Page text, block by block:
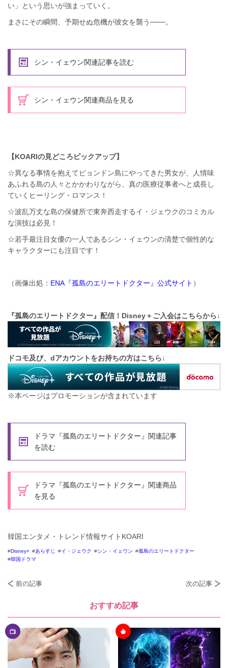
い」という思いが強まっていく。
まさにその瞬間、予期せぬ危機が彼女を襲う───。
シン・イェウン関連記事を読む
シン・イェウン関連商品を見る
【KOARIの見どころピックアップ】
☆異なる事情を抱えてピョンドン島にやってきた男女が、人情味
あふれる島の人々とかかわりながら、真の医療従事者へと成長し
ていくヒーリング・ロマンス！
☆波乱万丈な島の保健所で東奔西走するイ・ジェウクのコミカル
な演技は必見！
☆若手最注目女優の一人であるシン・イェウンの清楚で個性的な
キャラクターにも注目です！
（画像出処： ENA『孤島のエリートドクター』公式サイト ）
『孤島のエリートドクター』配信！Disney＋ご入会はこちらから↓
ドコモ及び、dアカウントをお持ちの方はこちら↓
※本ページはプロモーションが含まれています
ドラマ『孤島のエリートドクター』関連記事
を読む
ドラマ『孤島のエリートドクター』関連商品
を見る
韓国エンタメ・トレンド情報サイトKOARI
Disney+ あらすじ イ・ジェウク シン・イェウン
孤島のエリートドクター
韓国ドラマ
前の記事 次の記事
おすすめ記事